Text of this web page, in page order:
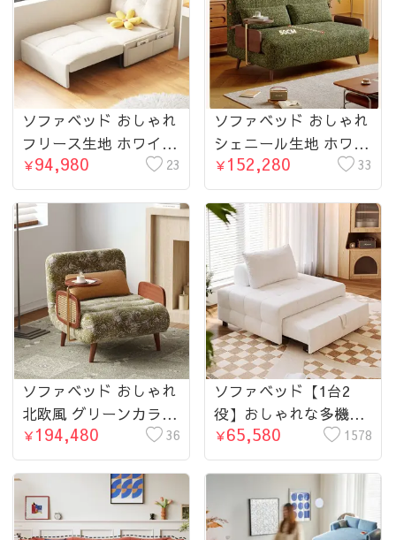
ソファベッド おしゃれ
フリース生地 ホワイト
北欧 ナチュラル コン
パクト リビング ワン
ルーム 来客用
￥94,980 23
ソファベッド おしゃれ
シェニール生地 ホワイ
ト グリーン 北欧 ナチ
ュラル モダン リビン
グ ワンルーム 来客用
￥152,280 33
ソファベッド おしゃれ
北欧風 グリーンカラー
棉麻風ファブリック 1
人掛け対応 コンパクト
設計 リビング ワンル
ーム 来客用にもおすす
め
￥194,480 36
ソファベッド【1台2
役】おしゃれな多機能
ソファベッド｜省スペ
ースで快適ライフ
￥65,580 1578